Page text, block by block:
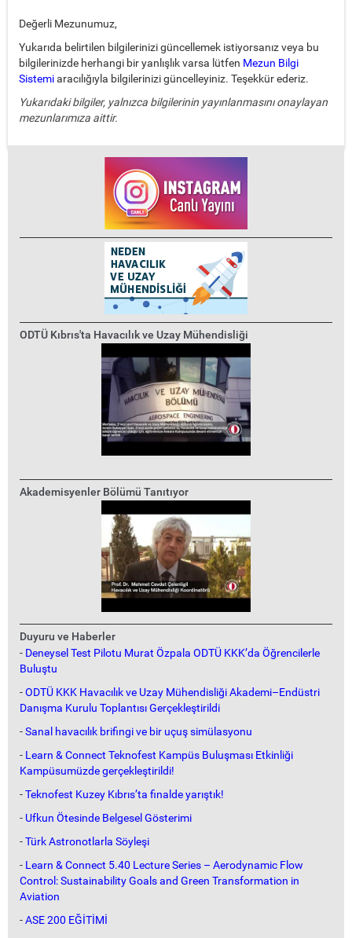
Değerli Mezunumuz,
Yukarıda belirtilen bilgilerinizi güncellemek istiyorsanız veya bu
bilgilerinizde herhangi bir yanlışlık varsa lütfen Mezun Bilgi
Sistemiaracılığıyla bilgilerinizi güncelleyiniz. Teşekkür ederiz.
Yukarıdaki bilgiler, yalnızca bilgilerinin yayınlanmasını onaylayan
mezunlarımıza aittir.
ODTÜ Kıbrıs'ta Havacılık ve Uzay Mühendisliği
Akademisyenler Bölümü Tanıtıyor
Duyuru ve Haberler
- Deneysel Test Pilotu Murat Özpala ODTÜ KKK’da Öğrencilerle
Buluştu
-ODTÜ KKK Havacılık ve Uzay Mühendisliği Akademi–Endüstri
Danışma Kurulu Toplantısı Gerçekleştirildi
-Sanal havacılık brifingi ve bir uçuş simülasyonu
- Learn & Connect Teknofest Kampüs Buluşması Etkinliği
Kampüsumüzde gerçekleştirildi!
-Teknofest Kuzey Kıbrıs’ta finalde yarıştık!
- Ufkun Ötesinde Belgesel Gösterimi
-Türk Astronotlarla Söyleşi
- Learn & Connect 5.40 Lecture Series – Aerodynamic Flow
Control: Sustainability Goals and Green Transformation in
Aviation
-ASE 200 EĞİTİMİ